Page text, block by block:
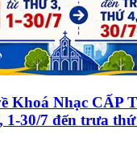
Khoá Nhạc CẤP
1-30/7 đến trưa